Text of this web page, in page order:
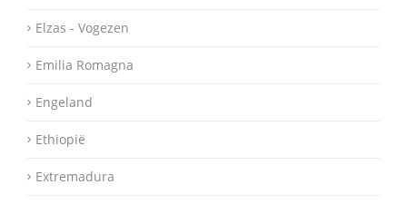
Elzas - Vogezen
Emilia Romagna
Engeland
Ethiopië
Extremadura